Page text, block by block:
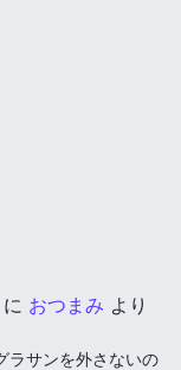
に おつまみ より
ラサンを外さないの